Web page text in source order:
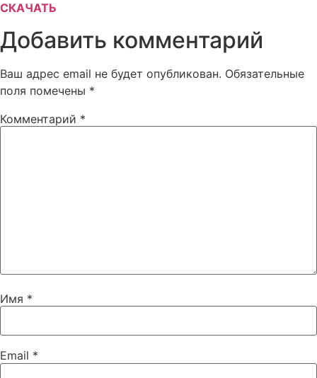
СКАЧАТЬ
Добавить комментарий
Ваш адрес email не будет опубликован. Обязательные
поля помечены *
Комментарий *
Имя *
Email *